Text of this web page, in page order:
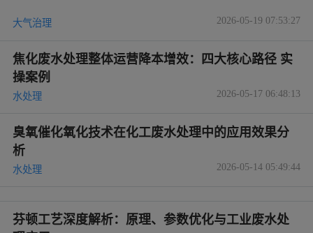
大气治理 2026-05-19 07:53:27
焦化废水处理整体运营降本增效：四大核心路径 实
操案例
水处理 2026-05-17 06:48:13
臭氧催化氧化技术在化工废水处理中的应用效果分
析
水处理 2026-05-14 05:49:44
芬顿工艺深度解析：原理、参数优化与工业废水处